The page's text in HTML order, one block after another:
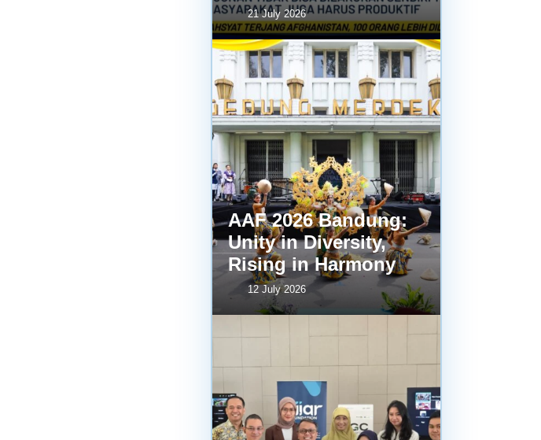
21 July 2026
AAF 2026 Bandung:
Unity in Diversity,
Rising in Harmony
12 July 2026